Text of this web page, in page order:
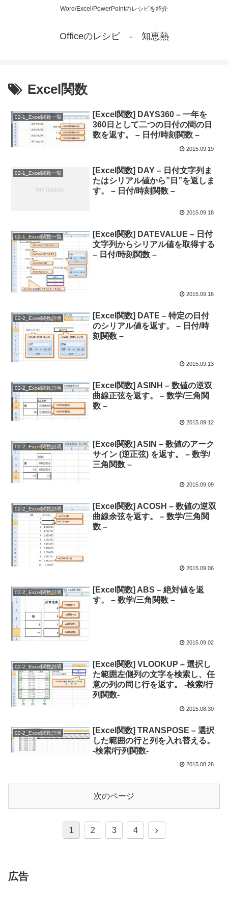
Word/Excel/PowerPointのレシピを紹介
Officeのレシピ - 知恵熱
Excel関数
02-1_Excel関数一覧
[Excel関数] DAYS360 – 一年を
360日として二つの日付の間の日
数を返す。 – 日付/時刻関数 –
2015.09.19
02-1_Excel関数一覧
[Excel関数] DAY – 日付文字列ま
たはシリアル値から”日”を返しま
す。 – 日付/時刻関数 –
2015.09.18
02-1_Excel関数一覧
[Excel関数] DATEVALUE – 日付
文字列からシリアル値を取得する
– 日付/時刻関数 –
2015.09.16
02-2_Excel関数説明
[Excel関数] DATE – 特定の日付
のシリアル値を返す。 – 日付/時
刻関数 –
2015.09.13
02-2_Excel関数説明
[Excel関数] ASINH – 数値の逆双
曲線正弦を返す。 – 数学/三角関
数 –
2015.09.12
02-2_Excel関数説明
[Excel関数] ASIN – 数値のアーク
サイン (逆正弦) を返す。 – 数学/
三角関数 –
2015.09.09
02-2_Excel関数説明
[Excel関数] ACOSH – 数値の逆双
曲線余弦を返す。 – 数学/三角関
数 –
2015.09.06
02-2_Excel関数説明
[Excel関数] ABS – 絶対値を返
す。 – 数学/三角関数 –
2015.09.02
02-2_Excel関数説明
[Excel関数] VLOOKUP – 選択し
た範囲左側列の文字を検索し、任
意の列の同じ行を返す。 -検索/行
列関数-
2015.08.30
02-2_Excel関数説明
[Excel関数] TRANSPOSE – 選択
した範囲の行と列を入れ替える。
-検索/行列関数-
2015.08.28
次のページ
1 2 3 4
広告